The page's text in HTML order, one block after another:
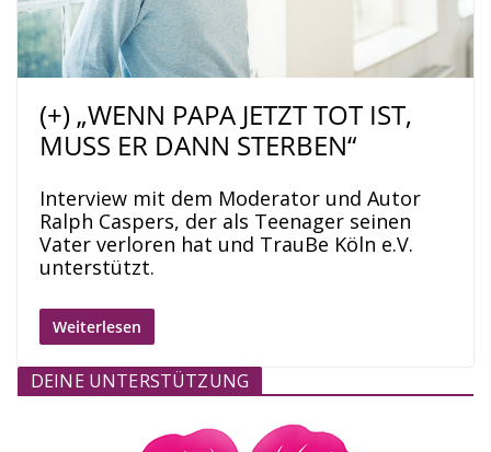
(+) „WENN PAPA JETZT TOT IST,
MUSS ER DANN STERBEN“
Interview mit dem Moderator und Autor
Ralph Caspers, der als Teenager seinen
Vater verloren hat und TrauBe Köln e.V.
unterstützt.
Weiterlesen
DEINE UNTERSTÜTZUNG